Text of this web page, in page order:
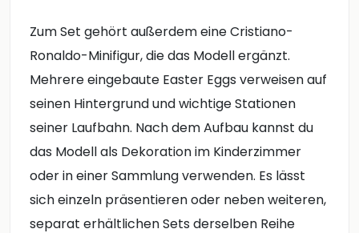
Zum Set gehört außerdem eine Cristiano-
Ronaldo-Minifigur, die das Modell ergänzt.
Mehrere eingebaute Easter Eggs verweisen auf
seinen Hintergrund und wichtige Stationen
seiner Laufbahn. Nach dem Aufbau kannst du
das Modell als Dekoration im Kinderzimmer
oder in einer Sammlung verwenden. Es lässt
sich einzeln präsentieren oder neben weiteren,
separat erhältlichen Sets derselben Reihe